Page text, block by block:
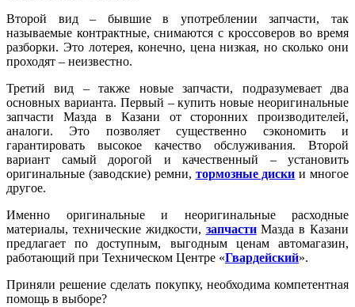
Второй вид – бывшие в употреблении запчасти, так
называемые контрактные, снимаются с кроссоверов во время
разборки. Это лотерея, конечно, цена низкая, но сколько они
проходят – неизвестно.
Третий вид – также новые запчасти, подразумевает два
основных варианта. Первый – купить новые неоригинальные
запчасти Мазда в Казани от сторонних производителей,
аналоги. Это позволяет существенно сэкономить и
гарантировать высокое качество обслуживания. Второй
вариант самый дорогой и качественный – установить
оригинальные (заводские) ремни, тормозные диски и многое
другое.
Именно оригинальные и неоригинальные расходные
материалы, технические жидкости, запчастиМазда в Казани
предлагает по доступным, выгодным ценам автомагазин,
работающий при Техническом Центре «Гвардейский».
Приняли решение сделать покупку, необходима компетентная
помощь в выборе?